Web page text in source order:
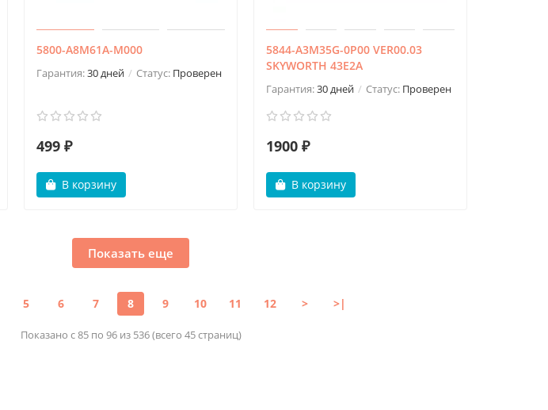
5800-A8M61A-M000
Гарантия:30 дней Статус: Проверен
499 ₽
В корзину
5844-A3M35G-0P00 VER00.03
SKYWORTH 43E2A
Гарантия:30 дней Статус: Проверен
1900 ₽
В корзину
Показать еще
5 6 7 8 9 10 11 12 > >|
Показано с 85 по 96 из 536 (всего 45 страниц)